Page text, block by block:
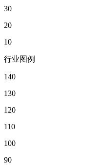
30
20
10
行业图例
140
130
120
110
100
90